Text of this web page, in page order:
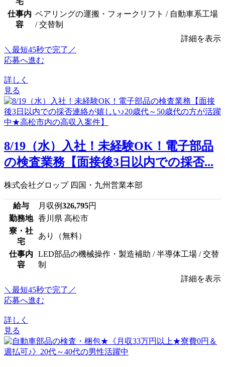
仕事内
容
ベアリングの運搬・フォークリフト / 自動車系工場
/ 交替制
詳細を表示
＼最短45秒で完了／
応募へ進む
詳しく
見る
8/19（水）入社！未経験OK！電子部品
の検査業務【面接後3日以内での採否...
株式会社グロップ 四国・九州営業本部
給与 月収例326,795円
勤務地
香川県 高松市
寮・社
宅
あり（無料）
仕事内
容
LED部品の機械操作・製造補助 / 半導体工場 / 交替
制
詳細を表示
＼最短45秒で完了／
応募へ進む
詳しく
見る